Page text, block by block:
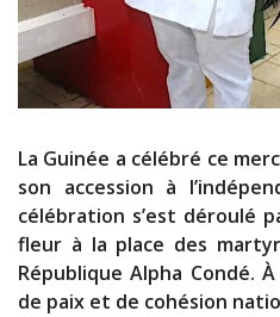
La Guinée a célébré ce
son accession à
célébration s’est déroulé
fleur à la place des
République Alpha Condé.
de paix et de cohésion